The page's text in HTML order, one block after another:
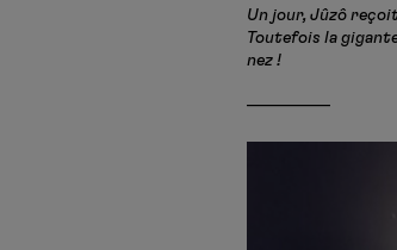
Un jour, Jûzô
Toutefois la
nez !
—————